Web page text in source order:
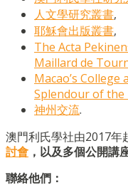
人文學研究叢書,
耶穌會出版叢書,
The Acta
Maillard de
Macao’s College
Splendour of the
神州交流.
澳門利氏學社由2017年
討會 ，以及多個公開講座
聯絡他們：